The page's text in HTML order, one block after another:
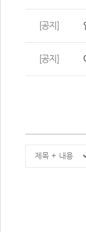
[공지]
[공지]
제목 + 내용